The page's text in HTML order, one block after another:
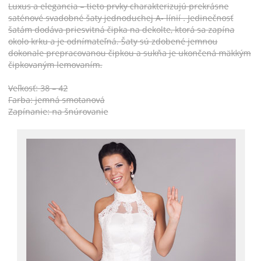
Luxus a elegancia – tieto prvky charakterizujú prekrásne
saténové svadobné šaty jednoduchej A- línií . Jedinečnosť
šatám dodáva priesvitná čipka na dekolte, ktorá sa zapína
okolo krku a je odnímateľná. Šaty sú zdobené jemnou
dokonale prepracovanou čipkou a sukňa je ukončená mäkkým
čipkovaným lemovaním.
Veľkosť: 38 – 42
Farba: jemná smotanová
Zapínanie: na šnúrovanie